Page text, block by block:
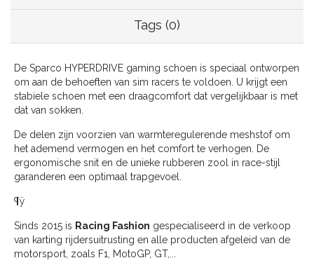
Tags (0)
De Sparco HYPERDRIVE gaming schoen is speciaal ontworpen
om aan de behoeften van sim racers te voldoen. U krijgt een
stabiele schoen met een draagcomfort dat vergelijkbaar is met
dat van sokken.
De delen zijn voorzien van warmteregulerende meshstof om
het ademend vermogen en het comfort te verhogen. De
ergonomische snit en de unieke rubberen zool in race-stijl
garanderen een optimaal trapgevoel.
¶ÿ
Sinds 2015 is Racing Fashion gespecialiseerd in de verkoop
van karting rijdersuitrusting en alle producten afgeleid van de
motorsport, zoals F1, MotoGP, GT,...